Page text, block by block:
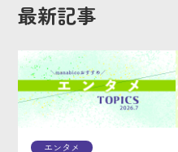
最新記事
エンタメ